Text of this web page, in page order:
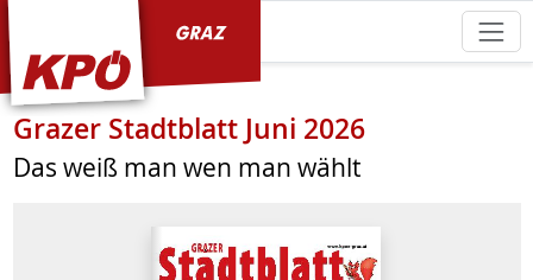
Grazer Stadtblatt Juni 2026
Das weiß man wen man wählt